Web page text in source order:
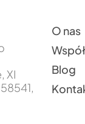
XI
O nas
Blog